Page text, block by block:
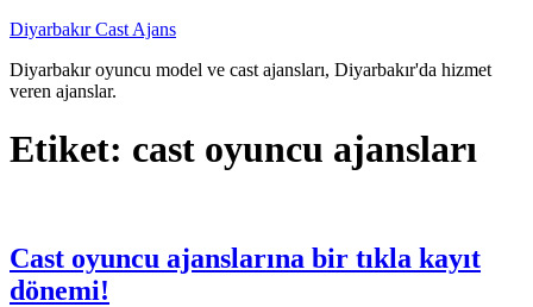
İçeriğe
Diyarbakır Cast Ajans
Diyarbakır oyuncu model ve cast ajansları, Diyarbakır'da hizmet
veren ajanslar.
Etiket: cast oyuncu ajansları
Cast oyuncu ajanslarına bir tıkla kayıt
dönemi!